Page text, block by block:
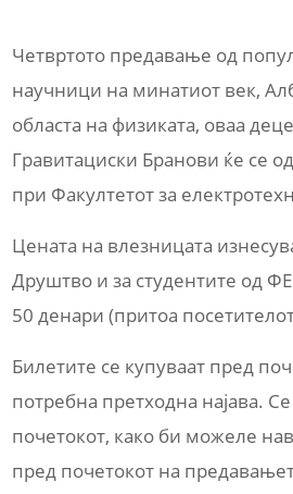
Четвртото предавање од
научници на минатиот век,
областа на физиката, оваа
Гравитациски Бранови ќе се
при Факултетот за
Цената на влезницата
Друштво и за студентите од
50 денари (притоа
Билетите се купуваат пред
потребна претходна најава.
почетокот, како би можеле
пред почетокот на